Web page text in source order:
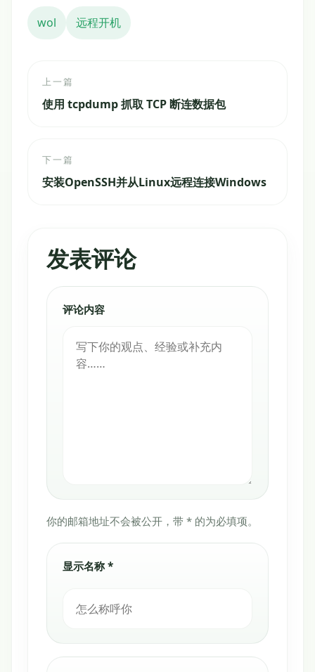
wol 远程开机
上一篇
使用 tcpdump 抓取 TCP 断连数据包
下一篇
安装OpenSSH并从Linux远程连接Windows
发表评论
你的邮箱地址不会被公开，带 * 的为必填项。
评论内容
显示名称 *